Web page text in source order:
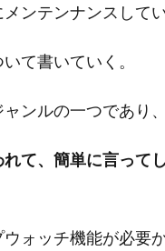
ンテンナンスしてい
て書いていく。
ンルの一つであり
て、簡単に言って
ォッチ機能が必要